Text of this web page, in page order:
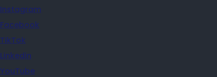
Instagram
Facebook
TikTok
Linkedin
YouTube